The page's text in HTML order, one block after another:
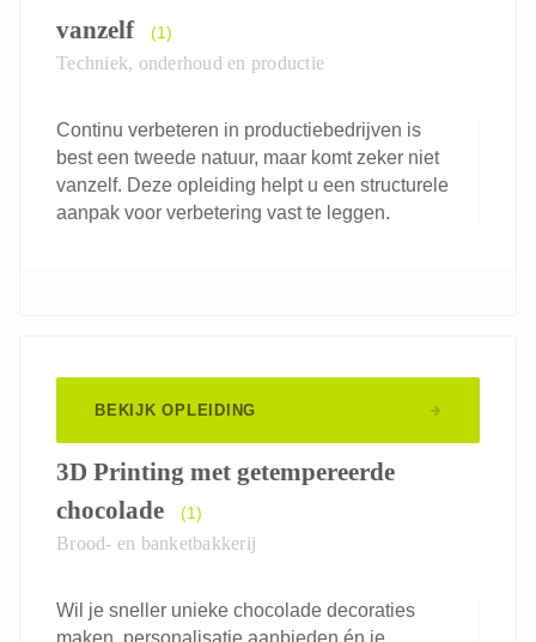
vanzelf
(1)
Techniek, onderhoud en productie
Continu verbeteren in productiebedrijven is
best een tweede natuur, maar komt zeker niet
vanzelf. Deze opleiding helpt u een structurele
aanpak voor verbetering vast te leggen.
BEKIJK OPLEIDING
3D Printing met getempereerde
chocolade
(1)
Brood- en banketbakkerij
Wil je sneller unieke chocolade decoraties
maken, personalisatie aanbieden én je